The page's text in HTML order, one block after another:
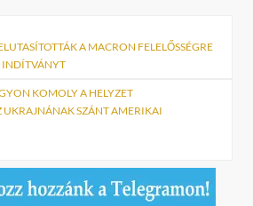
A MACRON FELELŐSSÉGRE
INDÍTVÁNYT
KOMOLY A HELYZET
UKRAJNÁNAK SZÁNT AMERIKAI